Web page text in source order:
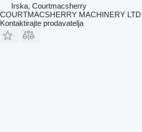
Irska, Courtmacsherry
COURTMACSHERRY MACHINERY LTD
Kontaktirajte prodavatelja